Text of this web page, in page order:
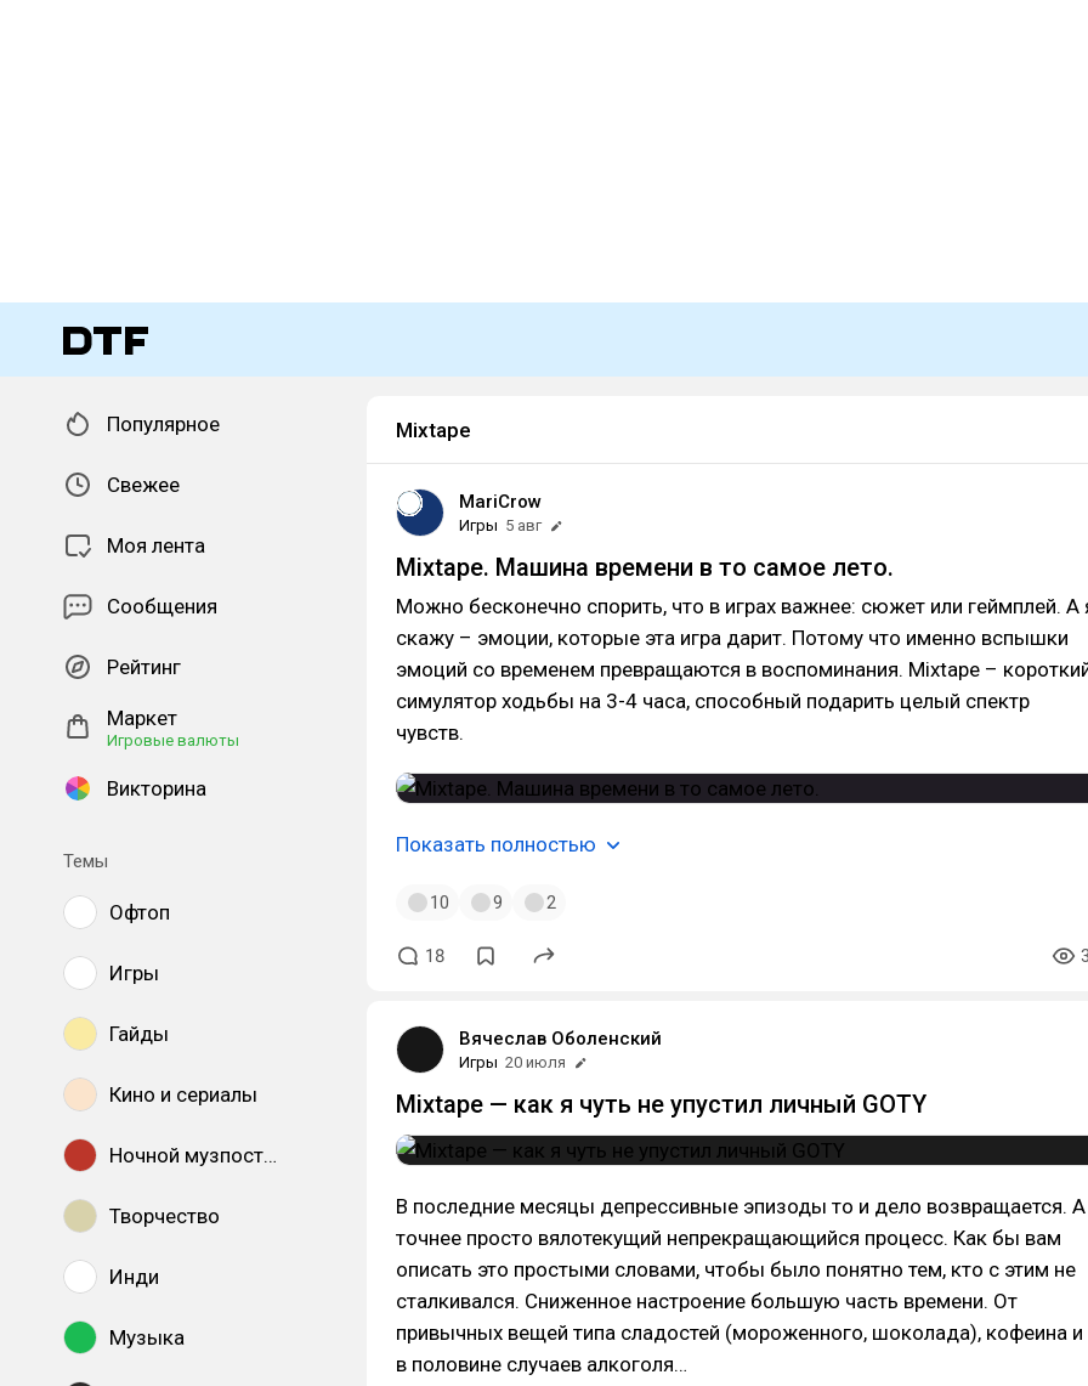
Популярное
Свежее
Моя лента
Сообщения
Рейтинг
Маркет
Игровые валюты
Викторина
Темы
Офтоп
Игры
Гайды
Кино и сериалы
Ночной музпостинг
Творчество
Инди
Музыка
Mixtape
MariCrow
Игры 5 авг
Mixtape. Машина времени в то самое лето.
Можно бесконечно спорить, что в играх важнее: сюжет или геймплей. А
скажу – эмоции, которые эта игра дарит. Потому что именно вспышки
эмоций со временем превращаются в воспоминания. Mixtape –
симулятор ходьбы на 3-4 часа, способный подарить целый спектр
чувств.
Показать полностью
10 9 2
18
Вячеслав Оболенский
Игры 20 июля
Mixtape — как я чуть не упустил личный GOTY
В последние месяцы депрессивные эпизоды то и дело возвращается. А
точнее просто вялотекущий непрекращающийся процесс. Как бы вам
описать это простыми словами, чтобы было понятно тем, кто с этим не
сталкивался. Сниженное настроение большую часть времени. От
привычных вещей типа сладостей (мороженного, шоколада), кофеина и
в половине случаев алкоголя…